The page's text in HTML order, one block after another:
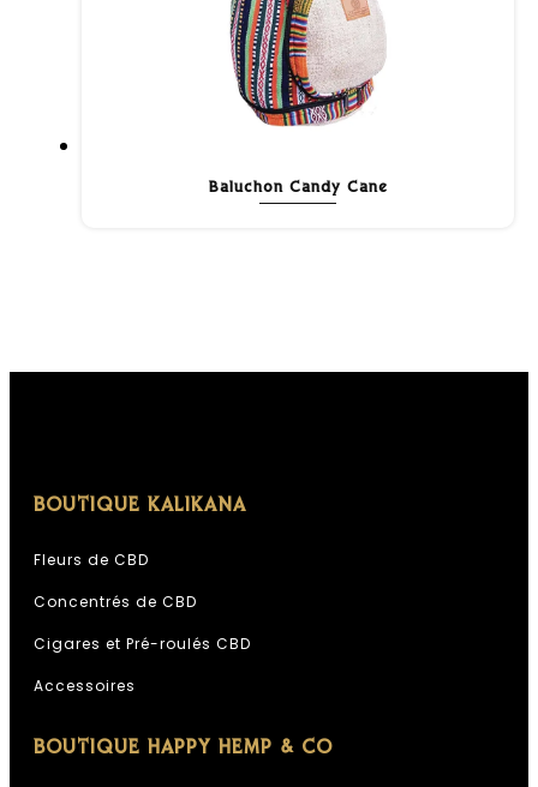
Baluchon Candy Cane
BOUTIQUE KALIKANA
Fleurs de CBD
Concentrés de CBD
Cigares et Pré-roulés CBD
Accessoires
BOUTIQUE HAPPY HEMP & CO